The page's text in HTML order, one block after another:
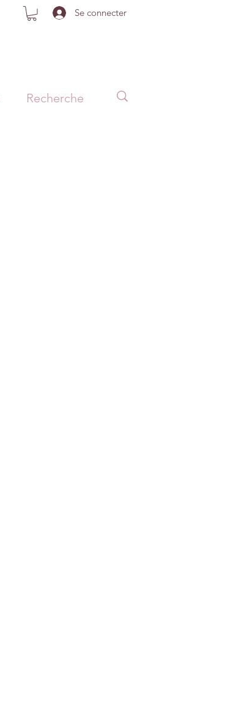
Se connecter